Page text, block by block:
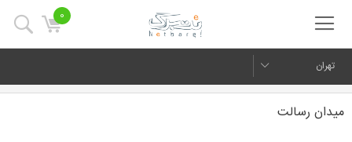
0
تهران
میدان رسالت